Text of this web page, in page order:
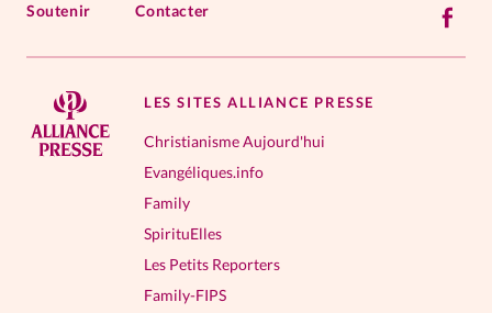
Soutenir Contacter
LES SITES ALLIANCE PRESSE
Christianisme Aujourd'hui
Evangéliques.info
Family
SpirituElles
Les Petits Reporters
Family-FIPS